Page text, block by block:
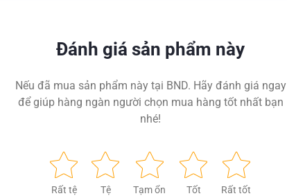
Đánh giá sản phẩm này
Nếu đã mua sản phẩm này tại BND. Hãy đánh giá ngay
để giúp hàng ngàn người chọn mua hàng tốt nhất bạn
nhé!
Rất tệ Tệ Tạm ổn Tốt Rất tốt